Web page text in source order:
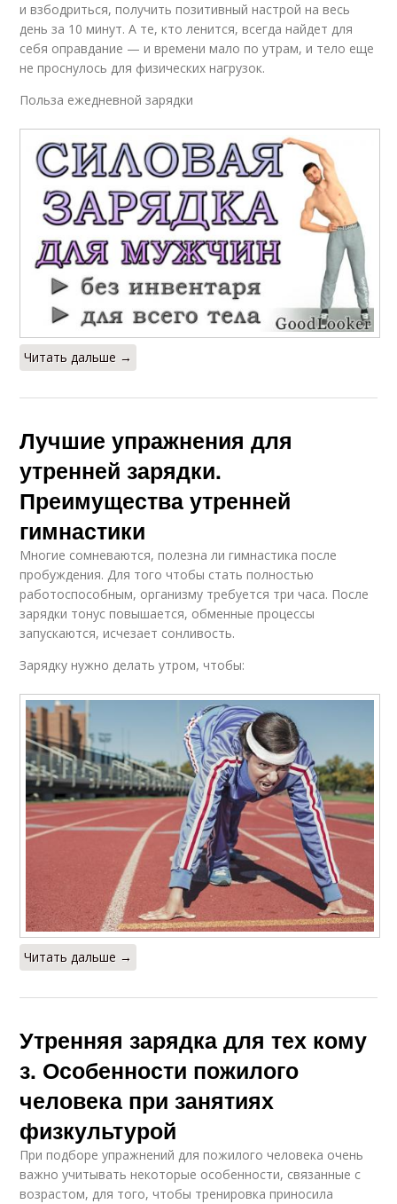
и взбодриться, получить позитивный настрой на весь
день за 10 минут. А те, кто ленится, всегда найдет для
себя оправдание — и времени мало по утрам, и тело еще
не проснулось для физических нагрузок.
Польза ежедневной зарядки
Читать дальше →
Лучшие упражнения для
утренней зарядки.
Преимущества утренней
гимнастики
Многие сомневаются, полезна ли гимнастика после
пробуждения. Для того чтобы стать полностью
работоспособным, организму требуется три часа. После
зарядки тонус повышается, обменные процессы
запускаются, исчезает сонливость.
Зарядку нужно делать утром, чтобы:
Читать дальше →
Утренняя зарядка для тех кому
з. Особенности пожилого
человека при занятиях
физкультурой
При подборе упражнений для пожилого человека очень
важно учитывать некоторые особенности, связанные с
возрастом, для того, чтобы тренировка приносила